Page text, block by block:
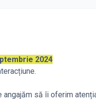
2024
angajăm să îi oferim